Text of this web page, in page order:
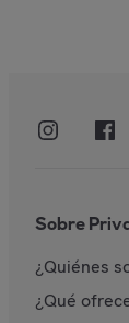
Sobre
¿Quiénes
¿Qué